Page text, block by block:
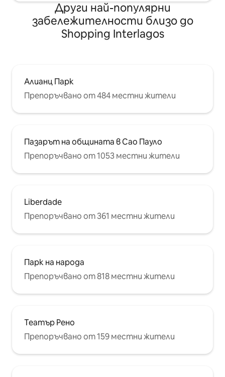
Други най-популярни
забележителности близо до
Shopping Interlagos
Алианц Парк
Препоръчвано от 484 местни жители
Пазарът на общината в Сао Пауло
Препоръчвано от 1053 местни жители
Liberdade
Препоръчвано от 361 местни жители
Парк на народа
Препоръчвано от 818 местни жители
Театър Рено
Препоръчвано от 159 местни жители